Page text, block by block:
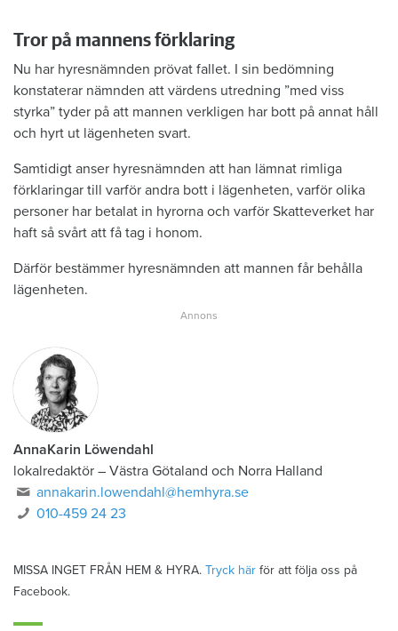
Tror på mannens förklaring
Nu har hyresnämnden prövat fallet. I sin bedömning
konstaterar nämnden att värdens utredning ”med viss
styrka” tyder på att mannen verkligen har bott på annat håll
och hyrt ut lägenheten svart.
Samtidigt anser hyresnämnden att han lämnat rimliga
förklaringar till varför andra bott i lägenheten, varför olika
personer har betalat in hyrorna och varför Skatteverket har
haft så svårt att få tag i honom.
Därför bestämmer hyresnämnden att mannen får behålla
lägenheten.
AnnaKarin Löwendahl
lokalredaktör – Västra Götaland och Norra Halland
annakarin.lowendahl@hemhyra.se
010-459 24 23
MISSA INGET FRÅN HEM & HYRA. Tryck här för att följa oss på
Facebook.